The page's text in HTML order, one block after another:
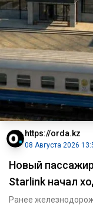
https://orda.kz
08 Августа 2026
Новый
Starlink начал
Ранее